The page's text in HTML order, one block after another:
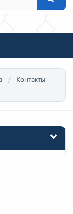
Контакты